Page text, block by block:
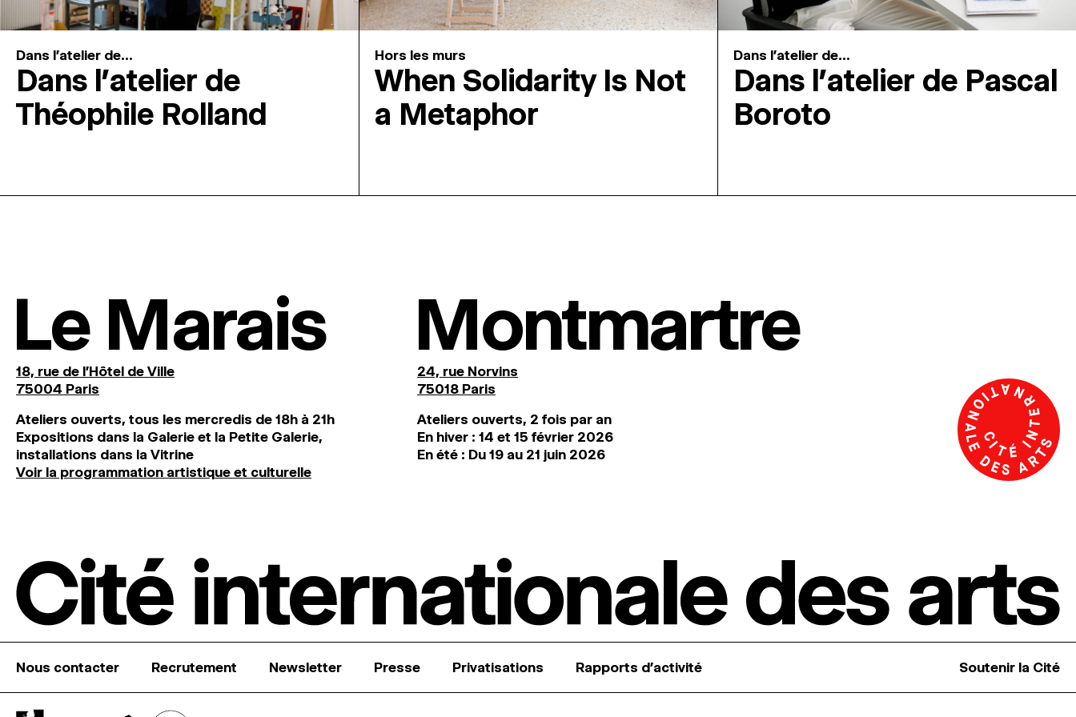
Dans l'atelier de...
Dans l’atelier de
Théophile Rolland
Hors les murs
When Solidarity Is Not
a Metaphor
Dans l'atelier de...
Dans l’atelier de Pascal
Boroto
Le Marais
18, rue de l'Hôtel de Ville
75004 Paris
Ateliers ouverts, tous les mercredis de 18h à 21h
Expositions dans la Galerie et la Petite Galerie,
installations dans la Vitrine
Voir la programmation artistique et culturelle
Montmartre
24, rue Norvins
75018 Paris
Ateliers ouverts, 2 fois par an
En hiver : 14 et 15 février 2026
En été : Du 19 au 21 juin 2026
Nous contacter Recrutement Newsletter Presse Privatisations Rapports d’activité Soutenir la Cité